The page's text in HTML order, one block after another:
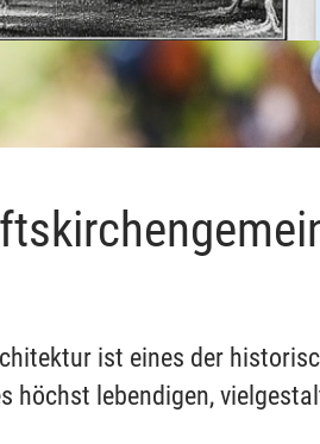
ist eines der
höchst lebendigen,